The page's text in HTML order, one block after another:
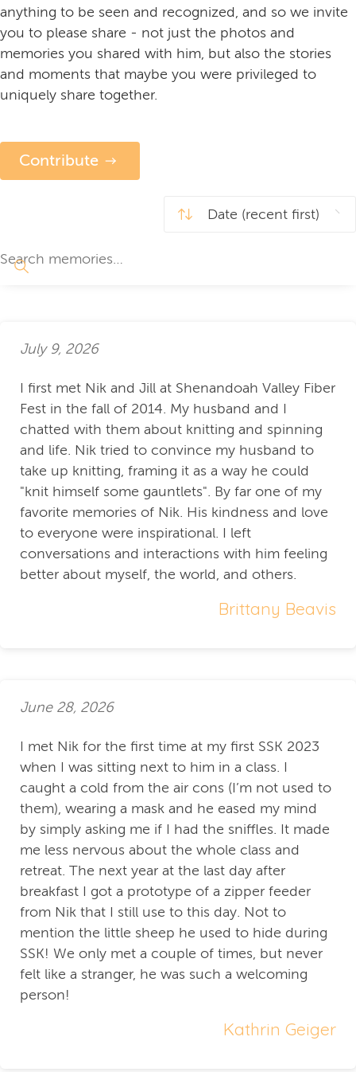
anything to be seen and recognized, and so we invite
you to please share - not just the photos and
memories you shared with him, but also the stories
and moments that maybe you were privileged to
uniquely share together.
Contribute
July 9, 2026
I first met Nik and Jill at Shenandoah Valley Fiber
Fest in the fall of 2014. My husband and I
chatted with them about knitting and spinning
and life. Nik tried to convince my husband to
take up knitting, framing it as a way he could
"knit himself some gauntlets". By far one of my
favorite memories of Nik. His kindness and love
to everyone were inspirational. I left
conversations and interactions with him feeling
better about myself, the world, and others.
Brittany Beavis
June 28, 2026
I met Nik for the first time at my first SSK 2023
when I was sitting next to him in a class. I
caught a cold from the air cons (I’m not used to
them), wearing a mask and he eased my mind
by simply asking me if I had the sniffles. It made
me less nervous about the whole class and
retreat. The next year at the last day after
breakfast I got a prototype of a zipper feeder
from Nik that I still use to this day. Not to
mention the little sheep he used to hide during
SSK! We only met a couple of times, but never
felt like a stranger, he was such a welcoming
person!
Kathrin Geiger